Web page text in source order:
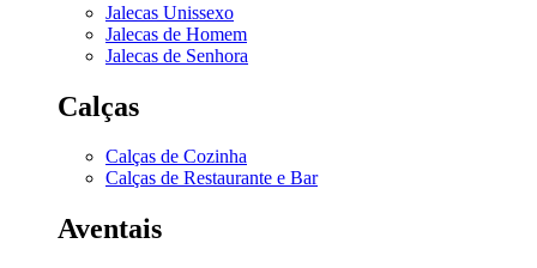
Jalecas Unissexo
Jalecas de Homem
Jalecas de Senhora
Calças
Calças de Cozinha
Calças de Restaurante e Bar
Aventais